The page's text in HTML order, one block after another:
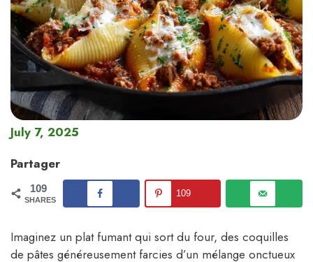
July 7, 2025
Partager
109
SHARES
109
Imaginez un plat fumant qui sort du four, des coquilles
de pâtes généreusement farcies d’un mélange onctueux